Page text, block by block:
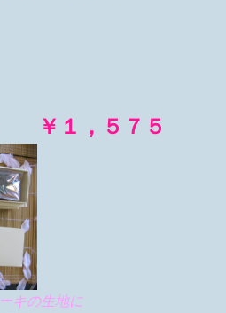
￥１，５７５
キの生地に